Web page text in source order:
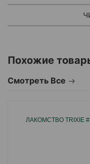
корму.
Натуральный
Имеет полезные и
Отличный
Хорошее
Похожие
Смотреть Все
ЛАКОМСТВО TRIXIE